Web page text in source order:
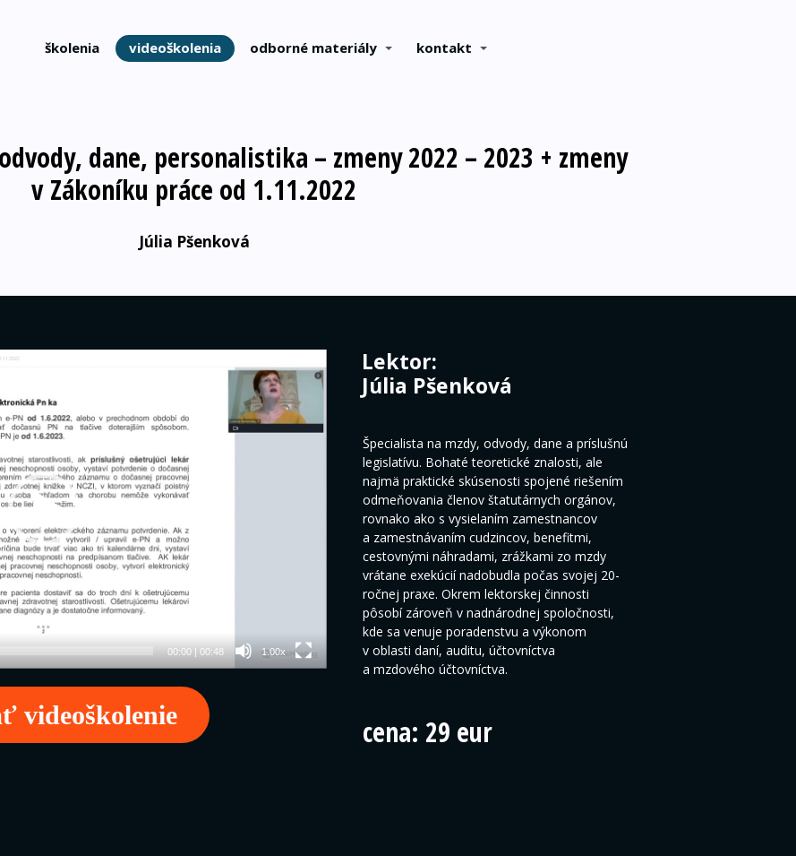
školenia videoškolenia odborné materiály kontakt
dane, personalistika – zmeny 2022 – 2023 + zmeny
v Zákoníku práce od 1.11.2022
Júlia Pšenková
00:00 |00:48 1.00x
videoškolenie
Lektor:
Júlia Pšenková
Špecialista na mzdy, odvody, dane a príslušnú
legislatívu. Bohaté teoretické znalosti, ale
najmä praktické skúsenosti spojené riešením
odmeňovania členov štatutárnych orgánov,
rovnako ako s vysielaním zamestnancov
a zamestnávaním cudzincov, benefitmi,
cestovnými náhradami, zrážkami zo mzdy
vrátane exekúcií nadobudla počas svojej 20-
ročnej praxe. Okrem lektorskej činnosti
pôsobí zároveň v nadnárodnej spoločnosti,
kde sa venuje poradenstvu a výkonom
v oblasti daní, auditu, účtovníctva
a mzdového účtovníctva.
cena: 29 eur